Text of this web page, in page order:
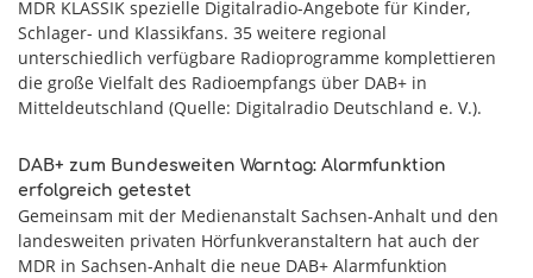
MDR KLASSIK spezielle Digitalradio-Angebote für Kinder,
Schlager- und Klassikfans. 35 weitere regional
unterschiedlich verfügbare Radioprogramme komplettieren
die große Vielfalt des Radioempfangs über DAB+ in
Mitteldeutschland (Quelle: Digitalradio Deutschland e. V.).
DAB+ zum Bundesweiten Warntag: Alarmfunktion
erfolgreich getestet
Gemeinsam mit der Medienanstalt Sachsen-Anhalt und den
landesweiten privaten Hörfunkveranstaltern hat auch der
MDR in Sachsen-Anhalt die neue DAB+ Alarmfunktion